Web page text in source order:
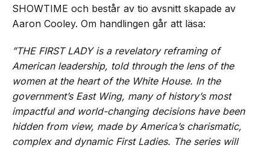
SHOWTIME och består av tio avsnitt skapade av
Aaron Cooley. Om handlingen går att läsa:
”THE FIRST LADY is a revelatory reframing of
American leadership, told through the lens of the
women at the heart of the White House. In the
government’s East Wing, many of history’s most
impactful and world-changing decisions have been
hidden from view, made by America’s charismatic,
complex and dynamic First Ladies. The series will